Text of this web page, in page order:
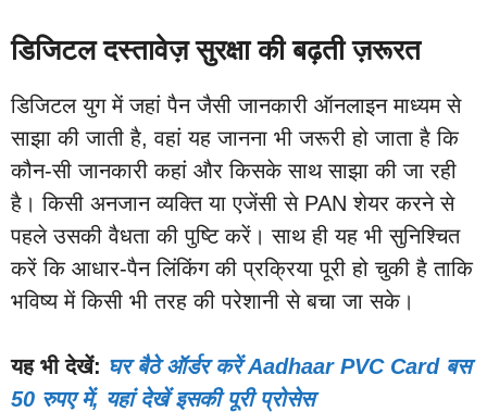
डिजिटल दस्तावेज़ सुरक्षा की बढ़ती ज़रूरत
डिजिटल युग में जहां पैन जैसी जानकारी ऑनलाइन माध्यम से
साझा की जाती है, वहां यह जानना भी जरूरी हो जाता है कि
कौन-सी जानकारी कहां और किसके साथ साझा की जा रही
है। किसी अनजान व्यक्ति या एजेंसी से PAN शेयर करने से
पहले उसकी वैधता की पुष्टि करें। साथ ही यह भी सुनिश्चित
करें कि आधार-पैन लिंकिंग की प्रक्रिया पूरी हो चुकी है ताकि
भविष्य में किसी भी तरह की परेशानी से बचा जा सके।
यह भी देखें: घर बैठे ऑर्डर करें Aadhaar PVC Card बस
50 रुपए में, यहां देखें इसकी पूरी प्रोसेस